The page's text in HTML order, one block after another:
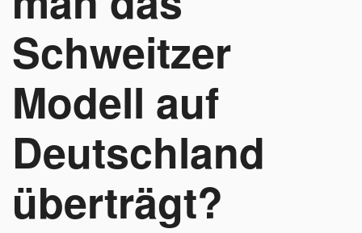
Schweitzer
Modell auf
Deutschland
überträgt?